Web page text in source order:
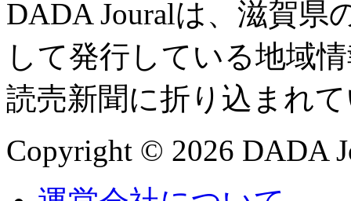
DADA Jouralは、滋賀県
して発行している地域
読売新聞に折り込まれ
Copyright © 2026 DADA